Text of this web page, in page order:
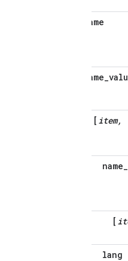
name
[ item,
[
lang